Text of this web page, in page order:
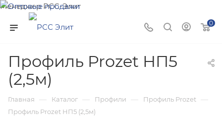
Менеджер РСС-Элит
Напишите нам и мы поможем подобрать товар именно
для Вас!
0
Профиль Prozet НП5
(2,5м)
Главная — Каталог — Профили — Профиль Prozet —
Профиль Prozet НП5 (2,5м)